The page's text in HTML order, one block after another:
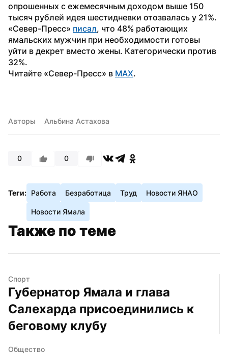
опрошенных с ежемесячным доходом выше 150
тысяч рублей идея шестидневки отозвалась у 21%.
«Север-Пресс» писал, что 48% работающих
ямальских мужчин при необходимости готовы
уйти в декрет вместо жены. Категорически против
32%.
Читайте «Север-Пресс» в MAX.
Авторы Альбина Астахова
0 0
Теги: Работа Безработица Труд Новости ЯНАО
Новости Ямала
Также по теме
Спорт
Губернатор Ямала и глава
Салехарда присоединились к
беговому клубу
Общество